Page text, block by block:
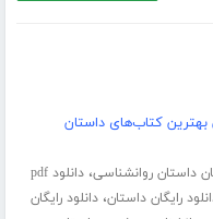
بهترین کتاب‌های داستان
داستان روانشناسی،
دانلود pdf
رایگان داستان،دانلود رایگان